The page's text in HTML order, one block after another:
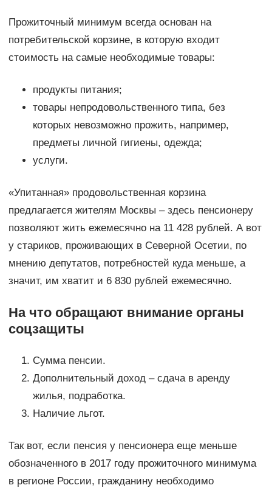
Прожиточный минимум всегда основан на
потребительской корзине, в которую входит
стоимость на самые необходимые товары:
продукты питания;
товары непродовольственного типа, без
которых невозможно прожить, например,
предметы личной гигиены, одежда;
услуги.
«Упитанная» продовольственная корзина
предлагается жителям Москвы – здесь пенсионеру
позволяют жить ежемесячно на 11 428 рублей. А вот
у стариков, проживающих в Северной Осетии, по
мнению депутатов, потребностей куда меньше, а
значит, им хватит и 6 830 рублей ежемесячно.
На что обращают внимание органы
соцзащиты
Сумма пенсии.
Дополнительный доход – сдача в аренду
жилья, подработка.
Наличие льгот.
Так вот, если пенсия у пенсионера еще меньше
обозначенного в 2017 году прожиточного минимума
в регионе России, гражданину необходимо